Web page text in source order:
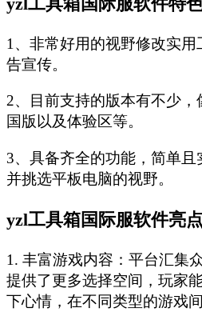
1、非常好用的视野修改实
告宣传。
2、目前支持的版本有不少
国版以及体验区等。
3、具备齐全的功能，简单
并挑选平板电脑的视野。
yzl工具箱国际服软件亮点
1. 丰富游戏内容：平台汇集
提供了更多选择空间，玩家
下心情，在不同类型的游戏间